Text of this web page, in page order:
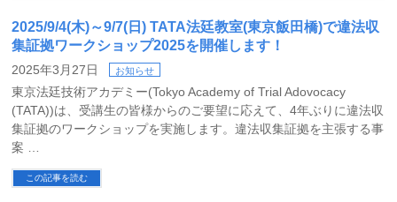
2025/9/4(木)～9/7(日) TATA法廷教室(東京飯田橋)で違法収
集証拠ワークショップ2025を開催します！
2025年3月27日 お知らせ
東京法廷技術アカデミー(Tokyo Academy of Trial Adovocacy
(TATA))は、受講生の皆様からのご要望に応えて、4年ぶりに違法収
集証拠のワークショップを実施します。違法収集証拠を主張する事
案 …
この記事を読む